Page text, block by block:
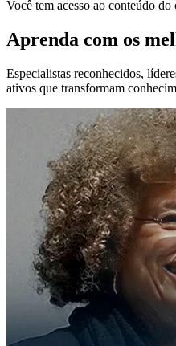
Você tem acesso ao conteúdo do
Aprenda com os
Especialistas reconhecidos,
ativos que transformam